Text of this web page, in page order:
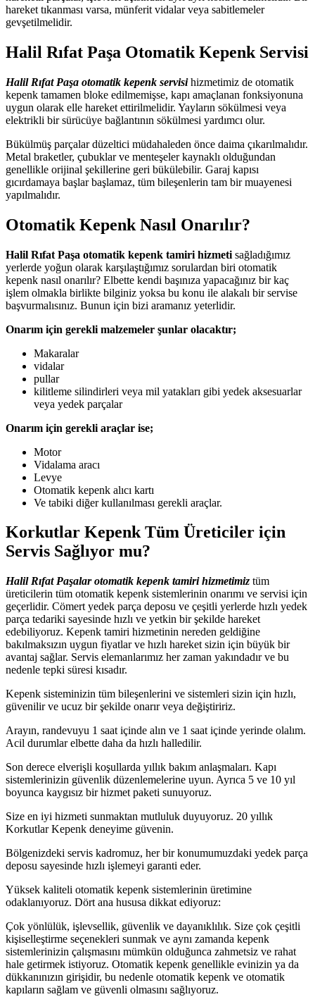
hareket tıkanması varsa, münferit vidalar veya sabitlemeler
gevşetilmelidir.
Halil Rıfat Paşa Otomatik Kepenk Servisi
Halil Rıfat Paşa otomatik kepenk servisihizmetimiz de otomatik
kepenk tamamen bloke edilmemişse, kapı amaçlanan fonksiyonuna
uygun olarak elle hareket ettirilmelidir. Yayların sökülmesi veya
elektrikli bir sürücüye bağlantının sökülmesi yardımcı olur.
Bükülmüş parçalar düzeltici müdahaleden önce daima çıkarılmalıdır.
Metal braketler, çubuklar ve menteşeler kaynaklı olduğundan
genellikle orijinal şekillerine geri bükülebilir. Garaj kapısı
gıcırdamaya başlar başlamaz, tüm bileşenlerin tam bir muayenesi
yapılmalıdır.
Otomatik Kepenk Nasıl Onarılır?
Halil Rıfat Paşa otomatik kepenk tamiri hizmeti sağladığımız
yerlerde yoğun olarak karşılaştığımız sorulardan biri otomatik
kepenk nasıl onarılır? Elbette kendi başınıza yapacağınız bir kaç
işlem olmakla birlikte bilginiz yoksa bu konu ile alakalı bir servise
başvurmalısınız. Bunun için bizi aramanız yeterlidir.
Onarım için gerekli malzemeler şunlar olacaktır;
Makaralar
vidalar
pullar
kilitleme silindirleri veya mil yatakları gibi yedek aksesuarlar
veya yedek parçalar
Onarım için gerekli araçlar ise;
Motor
Vidalama aracı
Levye
Otomatik kepenk alıcı kartı
Ve tabiki diğer kullanılması gerekli araçlar.
Korkutlar Kepenk Tüm Üreticiler için
Servis Sağlıyor mu?
Halil Rıfat Paşalar otomatik kepenk tamiri hizmetimiz tüm
üreticilerin tüm otomatik kepenk sistemlerinin onarımı ve servisi için
geçerlidir. Cömert yedek parça deposu ve çeşitli yerlerde hızlı yedek
parça tedariki sayesinde hızlı ve yetkin bir şekilde hareket
edebiliyoruz. Kepenk tamiri hizmetinin nereden geldiğine
bakılmaksızın uygun fiyatlar ve hızlı hareket sizin için büyük bir
avantaj sağlar. Servis elemanlarımız her zaman yakındadır ve bu
nedenle tepki süresi kısadır.
Kepenk sisteminizin tüm bileşenlerini ve sistemleri sizin için hızlı,
güvenilir ve ucuz bir şekilde onarır veya değiştiririz.
Arayın, randevuyu 1 saat içinde alın ve 1 saat içinde yerinde olalım.
Acil durumlar elbette daha da hızlı halledilir.
Son derece elverişli koşullarda yıllık bakım anlaşmaları. Kapı
sistemlerinizin güvenlik düzenlemelerine uyun. Ayrıca 5 ve 10 yıl
boyunca kaygısız bir hizmet paketi sunuyoruz.
Size en iyi hizmeti sunmaktan mutluluk duyuyoruz. 20 yıllık
Korkutlar Kepenk deneyime güvenin.
Bölgenizdeki servis kadromuz, her bir konumumuzdaki yedek parça
deposu sayesinde hızlı işlemeyi garanti eder.
Yüksek kaliteli otomatik kepenk sistemlerinin üretimine
odaklanıyoruz. Dört ana hususa dikkat ediyoruz:
Çok yönlülük, işlevsellik, güvenlik ve dayanıklılık. Size çok çeşitli
kişiselleştirme seçenekleri sunmak ve aynı zamanda kepenk
sistemlerinizin çalışmasını mümkün olduğunca zahmetsiz ve rahat
hale getirmek istiyoruz. Otomatik kepenk genellikle evinizin ya da
dükkanınızın girişidir, bu nedenle otomatik kepenk ve otomatik
kapıların sağlam ve güvenli olmasını sağlıyoruz.